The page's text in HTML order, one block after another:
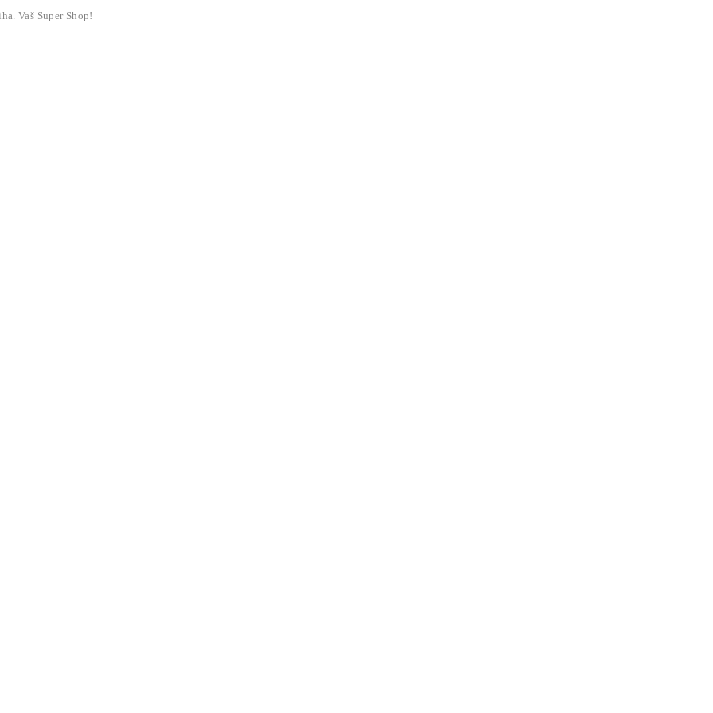
Vaš Super Shop!